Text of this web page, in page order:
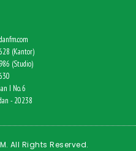
(Kantor)
(Studio)
I No. 6
- 20238
All Rights Reserved.